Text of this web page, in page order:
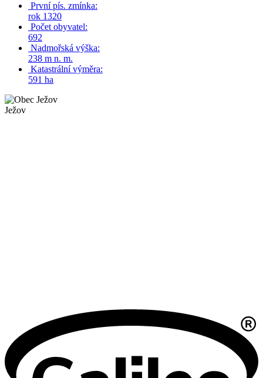
První pís. zmínka:
rok 1320
Počet obyvatel:
692
Nadmořská výška:
238 m n. m.
Katastrální výměra:
591 ha
Ježov